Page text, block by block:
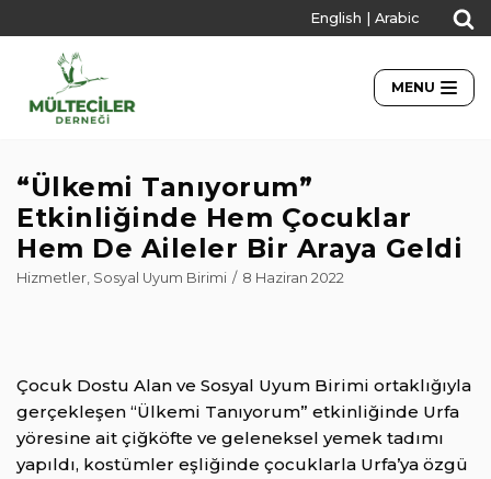
English Arabic
MENU
“Ülkemi Tanıyorum”
Etkinliğinde Hem Çocuklar
Hem De Aileler Bir Araya Geldi
Hizmetler, Sosyal Uyum Birimi 8 Haziran 2022
Çocuk Dostu Alan ve Sosyal Uyum Birimi ortaklığıyla
gerçekleşen “Ülkemi Tanıyorum” etkinliğinde Urfa
yöresine ait çiğköfte ve geleneksel yemek tadımı
yapıldı, kostümler eşliğinde çocuklarla Urfa’ya özgü